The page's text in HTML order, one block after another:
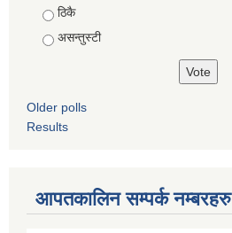
ठिकै
असन्तुस्टी
Older polls
Results
आपतकालिन सम्पर्क नम्बरहरु